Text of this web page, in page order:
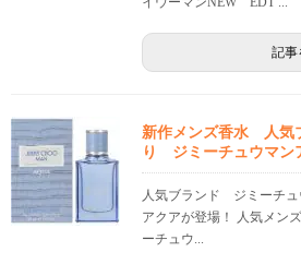
記事
新作メンズ香水 人気
り ジミーチュウマン
人気ブランド ジミーチ
アクアが登場！ 人気メ
ーチュウ...